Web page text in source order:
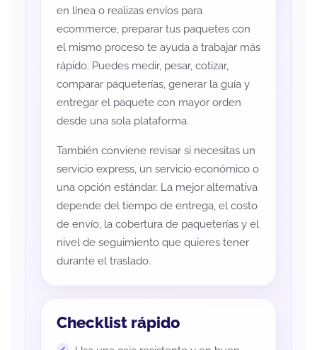
en línea o realizas envíos para
ecommerce, preparar tus paquetes con
el mismo proceso te ayuda a trabajar más
rápido. Puedes medir, pesar, cotizar,
comparar paqueterías, generar la guía y
entregar el paquete con mayor orden
desde una sola plataforma.
También conviene revisar si necesitas un
servicio express, un servicio económico o
una opción estándar. La mejor alternativa
depende del tiempo de entrega, el costo
de envío, la cobertura de paqueterías y el
nivel de seguimiento que quieres tener
durante el traslado.
Checklist rápido